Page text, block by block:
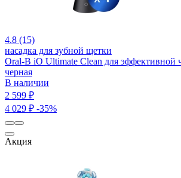
4.8 (15)
насадка для зубной щетки
Oral-B iO Ultimate Clean для эффективной
черная
В наличии
2 599 ₽
4 029 ₽ -35%
Акция